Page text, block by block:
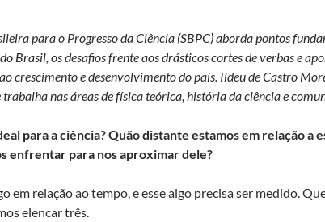
para o Progresso da Ciência (SBPC) aborda pontos
Brasil, os desafios frente aos drásticos cortes de verbas e
crescimento e desenvolvimento do país. Ildeu de Castro
nas áreas de física teórica, história da ciência e
para a ciência? Quão distante estamos em relação a
enfrentar para nos aproximar dele?
em relação ao tempo, e esse algo precisa ser medido.
elencar três.